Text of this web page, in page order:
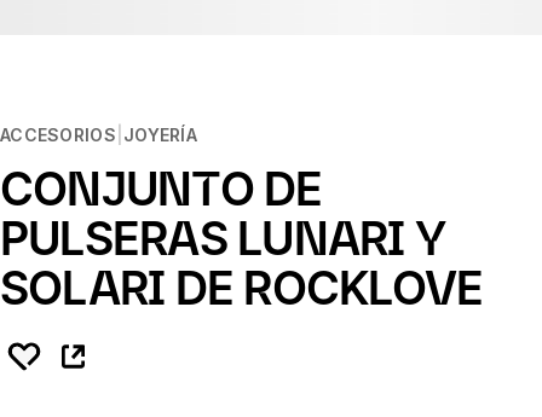
ACCESORIOS JOYERÍA
CONJUNTO DE
PULSERAS LUNARI Y
SOLARI DE ROCKLOVE